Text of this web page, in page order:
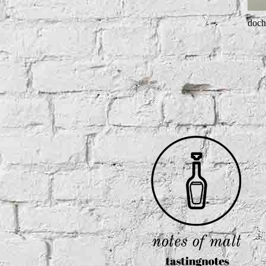
Stonewood
Stork Club
Sulmgau Whisky
Thousand Mountains - McRaven
Old Charter
Old Overholt
Rabbit Hole
Rebell Yell
Rossville Union
Yellowstone